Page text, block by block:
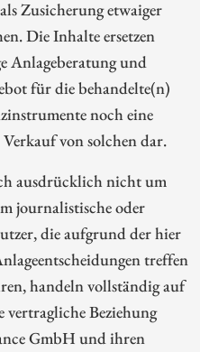
Zusicherung etwaiger
Die Inhalte ersetzen
Anlageberatung und
für die behandelte(n)
noch eine
von solchen dar.
ausdrücklich nicht um
journalistische oder
die aufgrund der hier
treffen
handeln vollständig auf
vertragliche Beziehung
GmbH und ihren